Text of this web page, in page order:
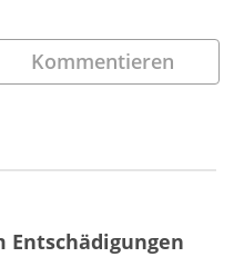
Kommentieren
Entschädigungen